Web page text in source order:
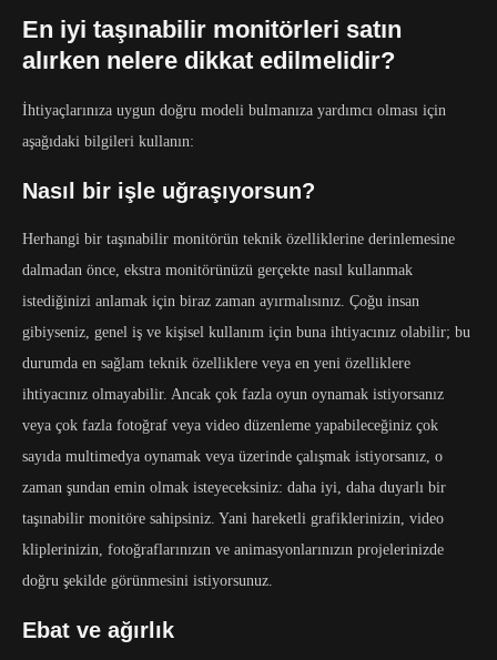
En iyi taşınabilir monitörleri satın
alırken nelere dikkat edilmelidir?
İhtiyaçlarınıza uygun doğru modeli bulmanıza yardımcı olması için
aşağıdaki bilgileri kullanın:
Nasıl bir işle uğraşıyorsun?
Herhangi bir taşınabilir monitörün teknik özelliklerine derinlemesine
dalmadan önce, ekstra monitörünüzü gerçekte nasıl kullanmak
istediğinizi anlamak için biraz zaman ayırmalısınız. Çoğu insan
gibiyseniz, genel iş ve kişisel kullanım için buna ihtiyacınız olabilir; bu
durumda en sağlam teknik özelliklere veya en yeni özelliklere
ihtiyacınız olmayabilir. Ancak çok fazla oyun oynamak istiyorsanız
veya çok fazla fotoğraf veya video düzenleme yapabileceğiniz çok
sayıda multimedya oynamak veya üzerinde çalışmak istiyorsanız, o
zaman şundan emin olmak isteyeceksiniz: daha iyi, daha duyarlı bir
taşınabilir monitöre sahipsiniz. Yani hareketli grafiklerinizin, video
kliplerinizin, fotoğraflarınızın ve animasyonlarınızın projelerinizde
doğru şekilde görünmesini istiyorsunuz.
Ebat ve ağırlık